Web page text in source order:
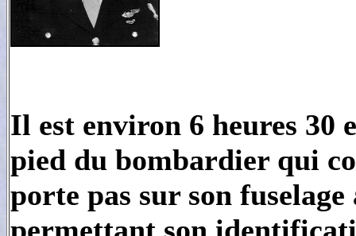
Il est environ 6 heures 30
pied du bombardier qui
porte pas sur son